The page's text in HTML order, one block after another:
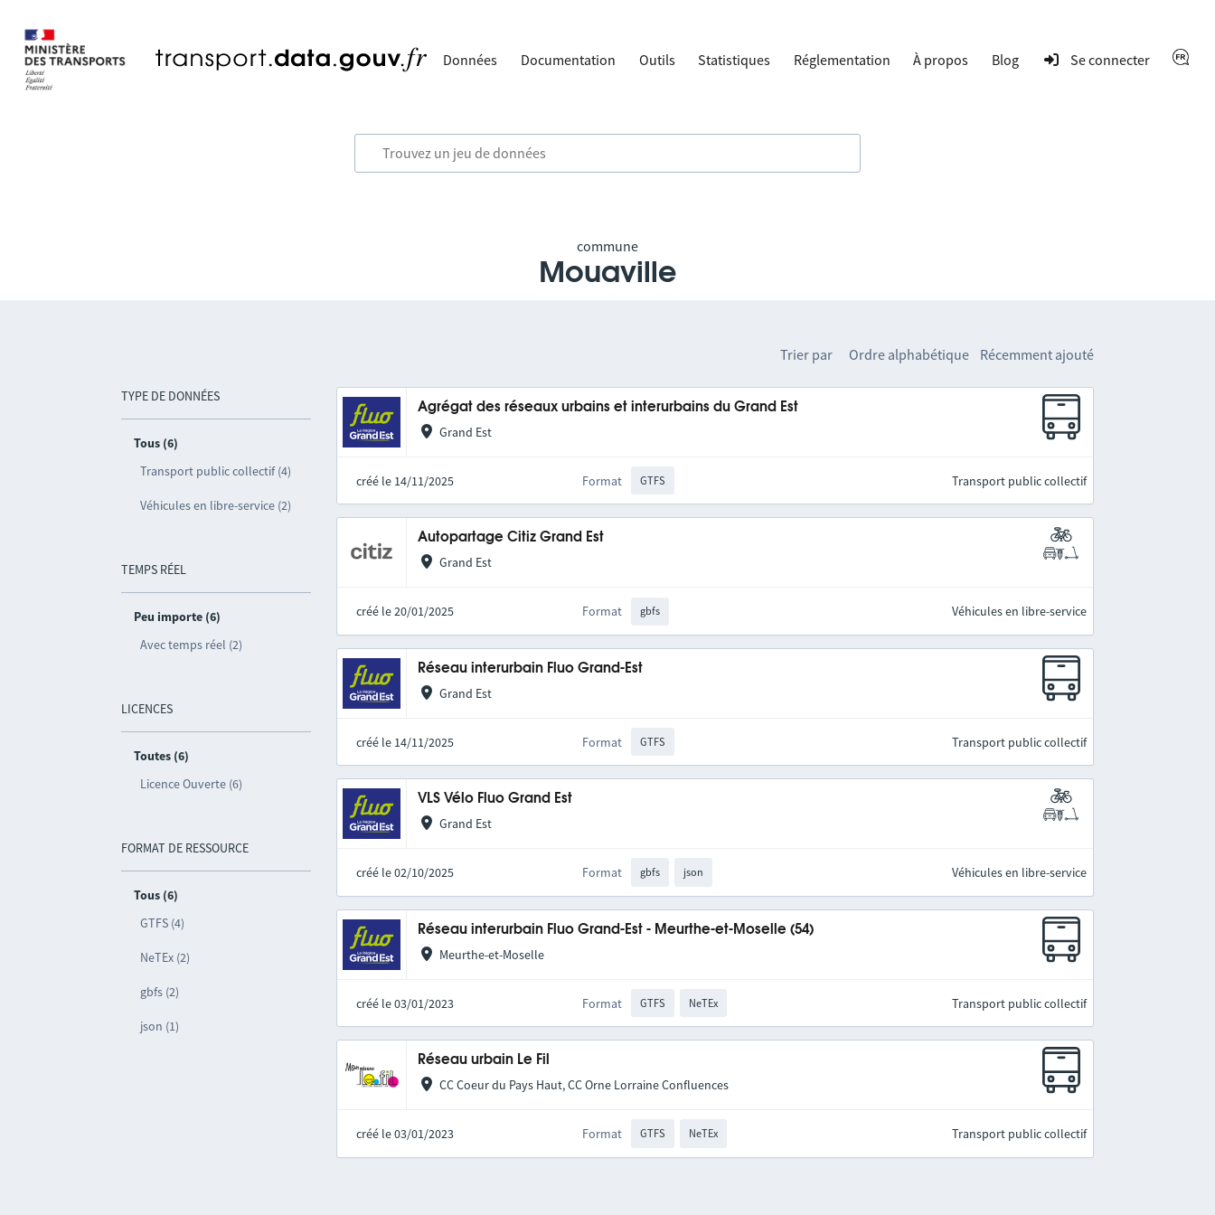
Données Documentation Outils Statistiques Réglementation À propos Blog Se connecter
commune
Mouaville
TYPE DE DONNÉES
Tous (6)
Transport public collectif (4)
Véhicules en libre-service (2)
TEMPS RÉEL
Peu importe (6)
Avec temps réel (2)
LICENCES
Toutes (6)
Licence Ouverte (6)
FORMAT DE RESSOURCE
Tous (6)
GTFS (4)
NeTEx (2)
gbfs (2)
json (1)
Trier par Ordre alphabétique Récemment ajouté
Agrégat des réseaux urbains et interurbains du Grand Est
Grand Est
créé le 14/11/2025 Format GTFS Transport public collectif
Autopartage Citiz Grand Est
Grand Est
créé le 20/01/2025 Format gbfs Véhicules en libre-service
Réseau interurbain Fluo Grand-Est
Grand Est
créé le 14/11/2025 Format GTFS Transport public collectif
VLS Vélo Fluo Grand Est
Grand Est
créé le 02/10/2025 Format gbfs json Véhicules en libre-service
Réseau interurbain Fluo Grand-Est - Meurthe-et-Moselle (54)
Meurthe-et-Moselle
créé le 03/01/2023 Format GTFS NeTEx Transport public collectif
Réseau urbain Le Fil
CC Coeur du Pays Haut, CC Orne Lorraine Confluences
créé le 03/01/2023 Format GTFS NeTEx Transport public collectif